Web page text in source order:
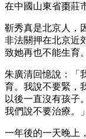
在中國山東省棗莊
靳秀真是北京人，
非法關押在北京近
致她再也不能生育。
朱廣清回憶說：「
育。我說不要緊，
以後一直沒有孩子
我們說不要治療。」
一年後的一天晚上